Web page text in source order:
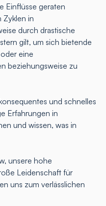
Einflüsse geraten
Zyklen in
durch drastische
gilt, um sich bietende
eine
beziehungsweise zu
und schnelles
Erfahrungen in
und wissen, was in
unsere hohe
Leidenschaft für
uns zum verlässlichen